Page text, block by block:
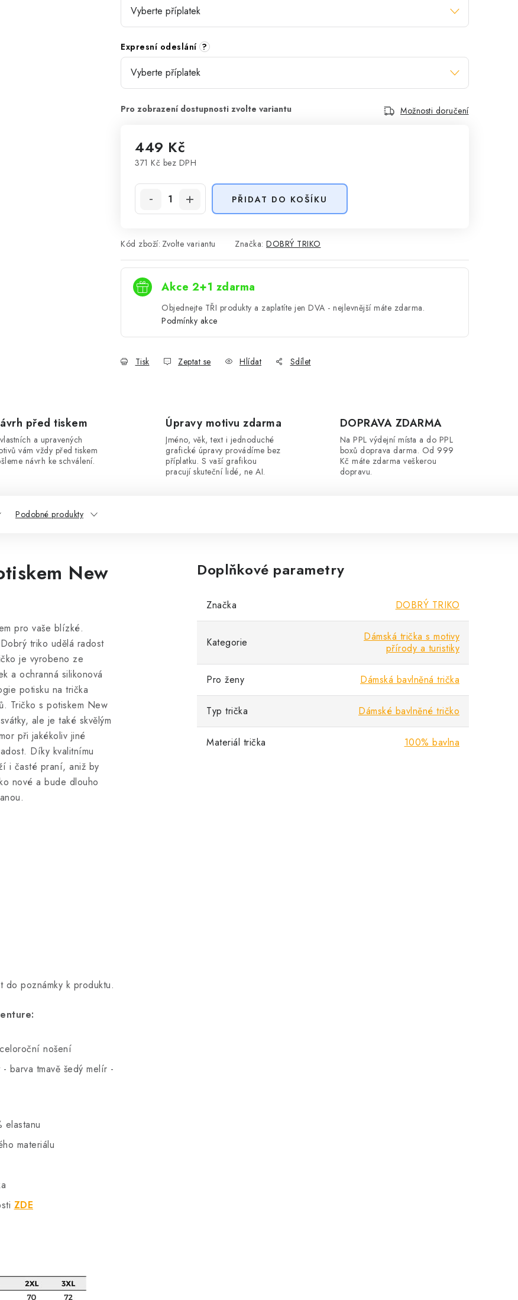
Expresní odeslání ?
Možnosti doručení
449 Kč
371 Kč bez DPH
PŘIDAT DO KOŠÍKU
Kód zboží: Zvolte variantu Značka: DOBRÝ TRIKO
Akce 2+1 zdarma
Objednejte TŘI produkty a zaplatíte jen DVA - nejlevnější máte zdarma.
Podmínky akce
Tisk Zeptat se Hlídat Sdílet
před tiskem
a upravených
vám vždy před tiskem
návrh ke schválení.
Úpravy motivu zdarma
Jméno, věk, text i jednoduché
grafické úpravy provádíme bez
příplatku. S vaší grafikou
pracují skuteční lidé, ne AI.
DOPRAVA ZDARMA
Na PPL výdejní místa a do PPL
boxů doprava darma. Od 999
Kč máte zdarma veškerou
dopravu.
Podobné produkty
New
pro vaše blízké.
triko udělá radost
je vyrobeno ze
a ochranná silikonová
potisku na trička
Tričko s potiskem New
ale je také skvělým
při jakékoliv jiné
Díky kvalitnímu
i časté praní, aniž by
nové a bude dlouho
poznámky k produktu.
nošení
barva tmavě šedý melír -
elastanu
materiálu
ZDE
Doplňkové parametry
Značka DOBRÝ TRIKO
Kategorie
Dámská trička s motivy
přírody a turistiky
Pro ženy Dámská bavlněná trička
Typ trička Dámské bavlněné tričko
Materiál trička 100% bavlna